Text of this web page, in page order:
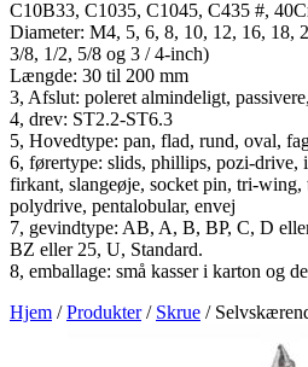
C10B33, C1035, C1045, C435 #,
Diameter: M4, 5, 6, 8, 10, 12, 16, 18,
3/8, 1/2, 5/8 og 3 / 4-inch)
Længde: 30 til 200 mm
3, Afslut: poleret almindeligt,
4, drev: ST2.2-ST6.3
5, Hovedtype: pan, flad, rund, oval,
6, førertype: slids, phillips, pozi-drive,
firkant, slangeøje, socket pin, tri-wing,
polydrive, pentalobular, envej
7, gevindtype: AB, A, B, BP, C, D
BZ eller 25, U, Standard.
8, emballage: små kasser i karton og
Hjem /Produkter/ Skrue /